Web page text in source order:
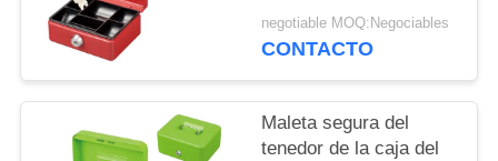
bloqueable del dinero
con el bloqueo de
negotiable MOQ:Negociables
CONTACTO
Maleta segura del
tenedor de la caja del